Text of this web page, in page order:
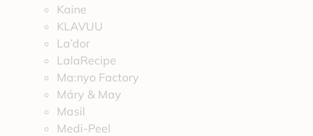
Kaine
KLAVUU
La’dor
LalaRecipe
Ma:nyo Factory
Máry & May
Masil
Medi-Peel